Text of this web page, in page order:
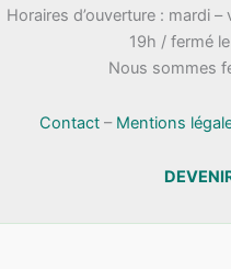
Horaires d’ouverture : mardi
19h / fermé
Nous sommes
Contact– Mentions